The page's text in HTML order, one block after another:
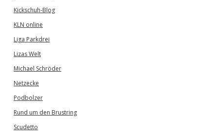
Kickschuh-Blog
KLN online
Liga Parkdrei
Lizas Welt
Michael Schröder
Netzecke
Podbolzer
Rund um den Brustring
Scudetto